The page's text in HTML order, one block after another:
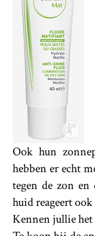
Ook hun
hebben er echt
tegen de zon en
huid reageert
Kennen jullie